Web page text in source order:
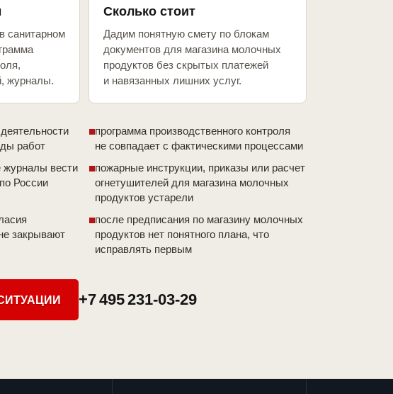
санитарном
журналы.
Сколько стоит
Дадим понятную смету по блокам
документов для магазина молочных
продуктов без скрытых платежей
и навязанных лишних услуг.
работ
программа производственного контроля
не совпадает с фактическими процессами
журналы вести
России
пожарные инструкции, приказы или расчет
огнетушителей для магазина молочных
продуктов устарели
закрывают
после предписания по магазину молочных
продуктов нет понятного плана, что
исправлять первым
+7 495 231-03-29